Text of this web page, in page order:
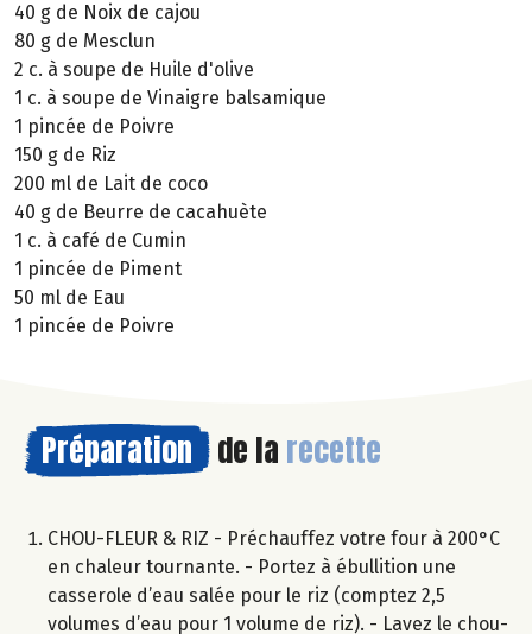
40 g de Noix de cajou
80 g de Mesclun
2 c. à soupe de Huile d'olive
1 c. à soupe de Vinaigre balsamique
1 pincée de Poivre
150 g de Riz
200 ml de Lait de coco
40 g de Beurre de cacahuète
1 c. à café de Cumin
1 pincée de Piment
50 ml de Eau
1 pincée de Poivre
Préparation de la recette
CHOU-FLEUR & RIZ - Préchauffez votre four à 200°C
en chaleur tournante. - Portez à ébullition une
casserole d’eau salée pour le riz (comptez 2,5
volumes d’eau pour 1 volume de riz). - Lavez le chou-